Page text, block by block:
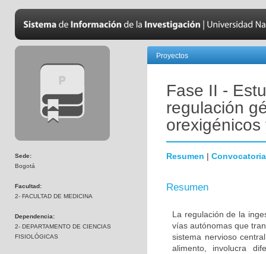
Sede:
Bogotá
Facultad:
2- FACULTAD DE MEDICINA
Dependencia:
2- DEPARTAMENTO DE CIENCIAS
FISIOLÓGICAS
Proyectos
Fase II -
regulación
Resumen | Convocatoria
Resumen
La regulación de la
vías autónomas que
sistema nervioso
alimento, involucra